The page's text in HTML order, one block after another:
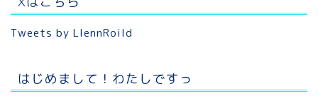
Tweets by LlennRoild
はじめまして！わたしですっ